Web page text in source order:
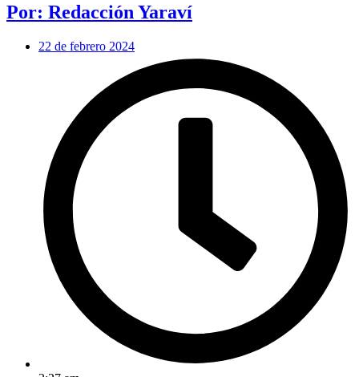
Por: Redacción Yaraví
22 de febrero 2024